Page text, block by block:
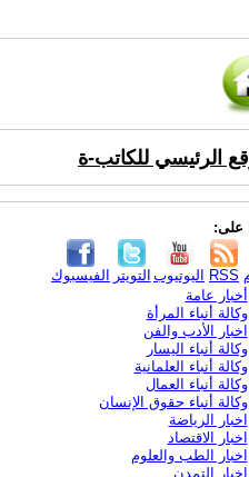
الرئيسي للكاتب-ة
على:
الفيسبوك التويتر اليوتيوب RSS
أخبار عامة
وكالة أنباء المرأة
اخبار الأدب والفن
وكالة أنباء اليسار
وكالة أنباء العلمانية
وكالة أنباء العمال
وكالة أنباء حقوق الإنسان
اخبار الرياضة
اخبار الاقتصاد
اخبار الطب والعلوم
اخبار التمدن